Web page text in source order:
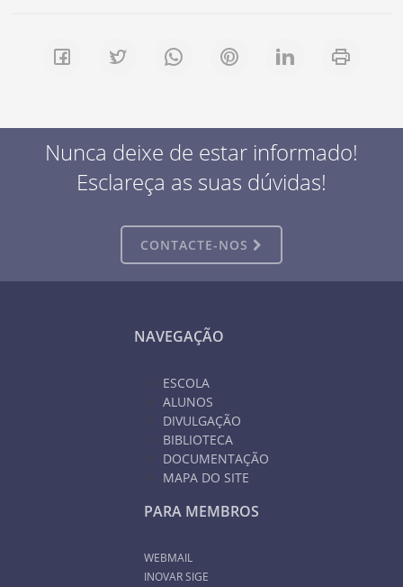
Nunca deixe de estar informado!
Esclareça as suas dúvidas!
CONTACTE-NOS
NAVEGAÇÃO
ESCOLA
ALUNOS
DIVULGAÇÃO
BIBLIOTECA
DOCUMENTAÇÃO
MAPA DO SITE
PARA MEMBROS
WEBMAIL
INOVAR SIGE